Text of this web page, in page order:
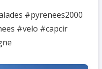
#pyrenees2000
#velo #capcir